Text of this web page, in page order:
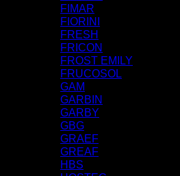
FIMAR
FIORINI
FRESH
FRICON
FROST EMILY
FRUCOSOL
GAM
GARBIN
GARBY
GBG
GRAEF
GREAF
HBS